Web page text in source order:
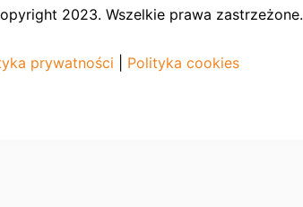
2023. Wszelkie prawa zastrzeżone.
prywatności Polityka cookies